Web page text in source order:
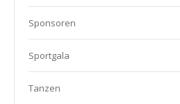
Sponsoren
Sportgala
Tanzen